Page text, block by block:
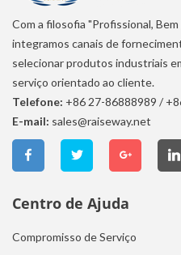
Com a filosofia "Profissional,
integramos canais de
selecionar produtos industriais
serviço orientado ao cliente.
Telefone: +86 27-86888989 /
E-mail: sales@raiseway.net
Centro de Ajuda
Compromisso de Serviço